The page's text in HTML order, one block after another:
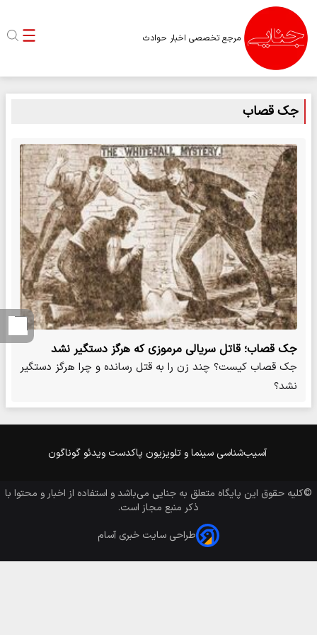
مرجع تخصصی اخبار حوادث
جک قصاب
جک قصاب؛ قاتل سریالی مرموزی که هرگز دستگیر نشد
جک قصاب کیست؟ چند زن را به قتل رسانده و چرا هرگز دستگیر
نشد؟
آسیب‌شناسی سینما و تلویزیون پاکدست ویدئو گوناگون
©کلیه حقوق این پایگاه متعلق به جنایی می‌باشد و استفاده از اخبار و محتوا با
ذکر منبع مجاز است.
طراحی سایت خبری آسام